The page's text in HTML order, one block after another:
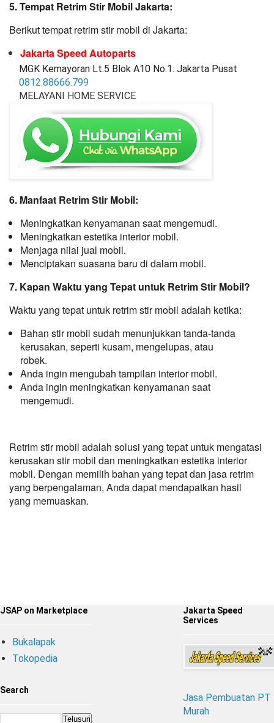
5. Tempat Retrim Stir Mobil Jakarta:
Berikut tempat retrim stir mobil di Jakarta:
Jakarta Speed Autoparts
MGK Kemayoran Lt.5 Blok A10 No.1. Jakarta Pusat
0812.88666.799
MELAYANI HOME SERVICE
6. Manfaat Retrim Stir Mobil:
Meningkatkan kenyamanan saat mengemudi.
Meningkatkan estetika interior mobil.
Menjaga nilai jual mobil.
Menciptakan suasana baru di dalam mobil.
7. Kapan Waktu yang Tepat untuk Retrim Stir Mobil?
Waktu yang tepat untuk retrim stir mobil adalah ketika:
Bahan stir mobil sudah menunjukkan tanda-tanda
kerusakan, seperti kusam, mengelupas, atau
robek.
Anda ingin mengubah tampilan interior mobil.
Anda ingin meningkatkan kenyamanan saat
mengemudi.
Retrim stir mobil adalah solusi yang tepat untuk mengatasi
kerusakan stir mobil dan meningkatkan estetika interior
mobil. Dengan memilih bahan yang tepat dan jasa retrim
yang berpengalaman, Anda dapat mendapatkan hasil
yang memuaskan.
JSAP on Marketplace
Bukalapak
Tokopedia
Search
Jakarta Speed
Services
Jasa Pembuatan PT
Murah